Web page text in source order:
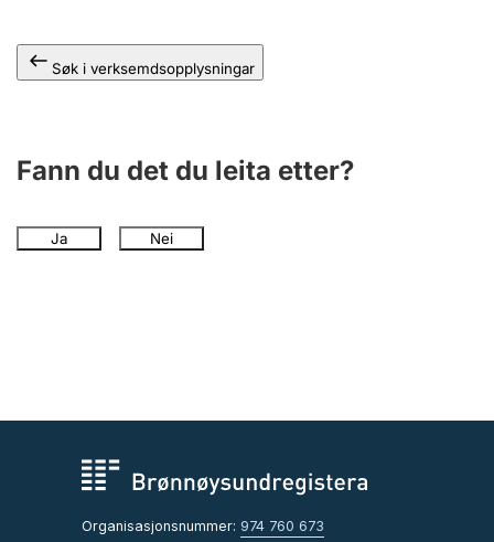
Søk i verksemdsopplysningar
Fann du det du leita etter?
Ja Nei
Organisasjonsnummer: 974 760 673